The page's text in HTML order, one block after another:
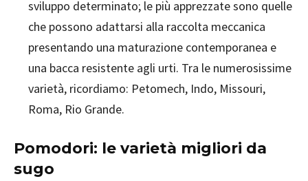
sviluppo determinato; le più apprezzate sono quelle
che possono adattarsi alla raccolta meccanica
presentando una maturazione contemporanea e
una bacca resistente agli urti. Tra le numerosissime
varietà, ricordiamo: Petomech, Indo, Missouri,
Roma, Rio Grande.
Pomodori: le varietà migliori da
sugo